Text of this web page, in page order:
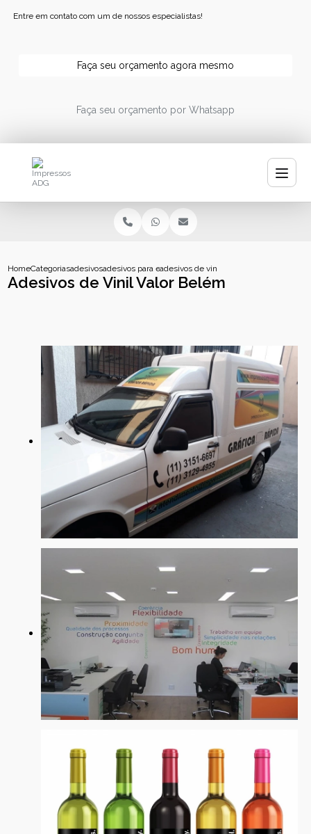
Entre em contato com um de nossos especialistas!
Faça seu orçamento agora mesmo
Faça seu orçamento por Whatsapp
HomeCategoriasadesivosadesivos para embalagensadesivos de vinil valor belem
Adesivos de Vinil Valor Belém